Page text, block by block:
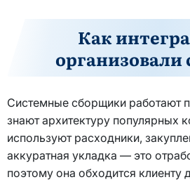
Как
организовали
Системные сборщики работают
знают архитектуру популярных
используют расходники,
аккуратная укладка — это
поэтому она обходится клиенту